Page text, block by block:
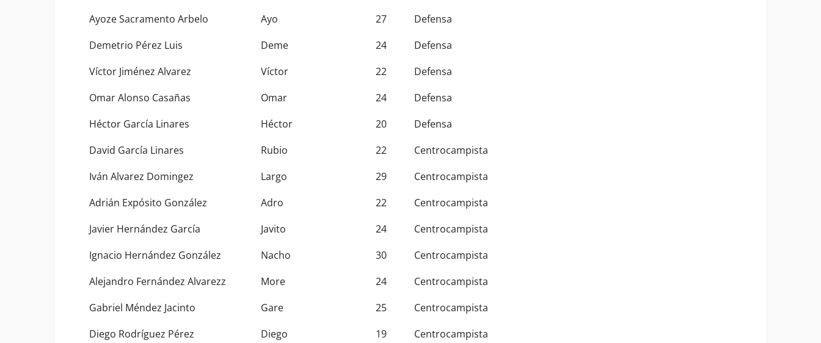
Ayoze Sacramento Arbelo
Ayo 27
Defensa
Demetrio Pérez Luis
Deme 24
Defensa
Víctor Jiménez Alvarez
Víctor 22
Defensa
Omar Alonso Casañas
Omar 24
Defensa
Héctor García Linares
Héctor 20
Defensa
David García Linares
Rubio 22
Centrocampista
Iván Alvarez Domingez
Largo 29
Centrocampista
Adrián Expósito González
Adro 22
Centrocampista
Javier Hernández García
Javito 24
Centrocampista
Ignacio Hernández González
Nacho 30
Centrocampista
Alejandro Fernández Alvarezz
More 24
Centrocampista
Gabriel Méndez Jacinto
Gare 25
Centrocampista
Diego Rodríguez Pérez
Diego 19
Centrocampista